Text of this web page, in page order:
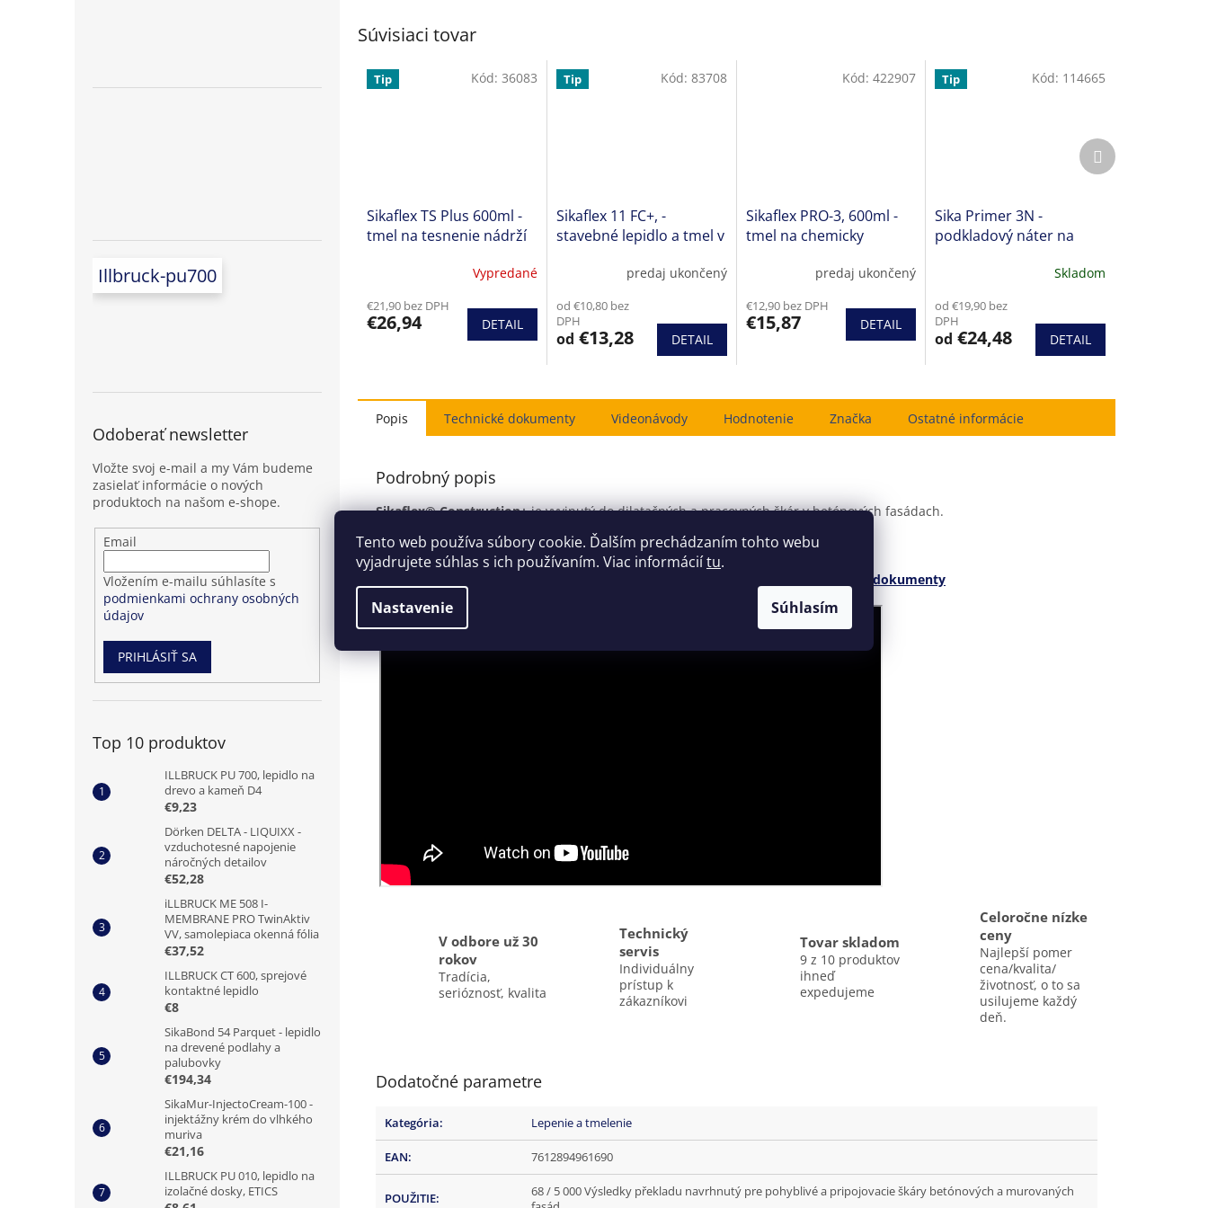
Tento web používa súbory cookie. Ďalším prechádzaním tohto webu
vyjadrujete súhlas s ich používaním. Viac informáciítu.
Nastavenie Súhlasím
Illbruck-pu700
Odoberať newsletter
Vložte svoj e-mail a my Vám budeme
zasielať informácie o nových
produktoch na našom e-shope.
Přihlášení
odběru
novinek
Email
Vložením e-mailu súhlasíte s
podmienkami ochrany osobných
údajov
PRIHLÁSIŤ SA
Top 10 produktov
ILLBRUCK PU 700, lepidlo na
drevo a kameň D4
€9,23
Dörken DELTA - LIQUIXX -
vzduchotesné napojenie
náročných detailov
€52,28
iLLBRUCK ME 508 I-
MEMBRANE PRO TwinAktiv
VV, samolepiaca okenná fólia
€37,52
ILLBRUCK CT 600, sprejové
kontaktné lepidlo
€8
SikaBond 54 Parquet - lepidlo
na drevené podlahy a
palubovky
€194,34
SikaMur-InjectoCream-100 -
injektážny krém do vlhkého
muriva
€21,16
ILLBRUCK PU 010, lepidlo na
izolačné dosky, ETICS
Súvisiaci tovar
Tip
Sikaflex TS Plus 600ml -
tmel na tesnenie nádrží
Vypredané
€21,90 bez DPH
€26,94 DETAIL
Kód: 36083 Tip
Sikaflex 11 FC+, -
stavebné lepidlo a tmel v
produktu
je
4,4
predaj ukončený
od €10,80 bez
DPH
od €13,28 DETAIL
Kód: 83708
Sikaflex PRO-3, 600ml -
tmel na chemicky
produktu
je
predaj ukončený
€12,90 bez DPH
€15,87 DETAIL
Kód:422907 Tip
Sika Primer 3N -
podkladový náter na
Skladom
od €19,90 bez
DPH
od €24,48 DETAIL
Kód: 114665
Ďalší
produkt
Popis Hodnotenie Značka Ostatné informácie
Podrobný popis
Sikaflex® Construction+je vyvinutý do dilatačných a pracovných škár v betónových fasádach.
Je vyvinutý do dilatačných a pracovných škár v betónových fasádach.
Technické dokumenty
Celoročne nízke
ceny
Najlepší pomer
cena/kvalita/
životnosť, o to sa
usilujeme každý
deň.
Technický
servis
Individuálny
prístup k
zákazníkovi
Tovar skladom
9 z 10 produktov
ihneď
expedujeme
V odbore už 30
rokov
Tradícia,
serióznosť, kvalita
Dodatočné parametre
Kategória: Lepenie a tmelenie
EAN: 7612894961690
POUŽITIE:
68 / 5 000 Výsledky překladu navrhnutý pre pohyblivé a pripojovacie škáry betónových a murovaných